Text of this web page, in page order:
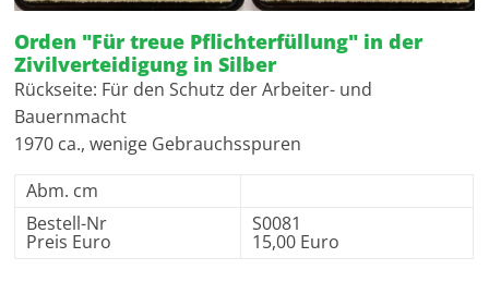
Orden "Für treue Pflichterfüllung" in der
Zivilverteidigung in Silber
Rückseite: Für den Schutz der Arbeiter- und
Bauernmacht
1970 ca., wenige Gebrauchsspuren
Abm. cm
Bestell-Nr
Preis Euro
S0081
15,00 Euro